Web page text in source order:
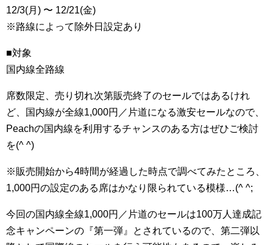
12/3(月) 〜 12/21(金)
※路線によって除外日設定あり
■対象
国内線全路線
席数限定、売り切れ次第販売終了のセールではあるけれ
ど、国内線が全線1,000円／片道になる激安セールなので、
Peachの国内線を利用するチャンスのある方はぜひご検討
を(^ ^)
※販売開始から4時間が経過した時点で調べてみたところ、
1,000円の設定のある席はかなり限られている模様…(^ ^;
今回の国内線全線1,000円／片道のセールは100万人達成記
念キャンペーンの『第一弾』とされているので、第二弾以